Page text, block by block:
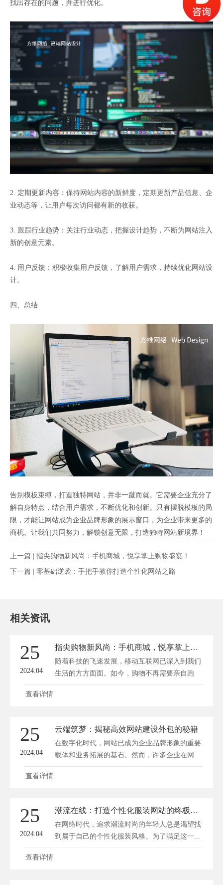
找出存在的问题，并进行优化。
2. 定期更新内容：保持网站内容的新鲜度，定期更新产品信息、企
业动态等，让用户每次访问都有新的收获。
3. 跟踪行业趋势：关注行业动态，把握设计趋势，不断为网站注入
新的创意元素。
4. 用户反馈：积极收集用户反馈，了解用户需求，持续优化网站设
计。
四、总结
告别模板束缚，打造独特网站，并非一蹴而就。它需要企业充分了
解自身特点，结合用户需求，不断优化和创新。只有摆脱模板的局
限，才能让网站成为企业品牌形象的展示窗口，为企业带来更多的
商机。让我们共同努力，解锁创意无限，打造独特网站新境界！
上一篇 | 指尖购物新风尚：手机商城，悦享掌上购物盛宴！
下一篇 | 零基础逆袭：手把手教你打造个性化网站之路
相关资讯
25
2024.04
指尖购物新风尚：手机商城，悦享掌上购物盛宴！
随着科技的飞速发展，移动互联网已深入到我们
生活的方方面面。如今，购物不再需要亲自跑
商...
查看详情
25
2024.04
云端筑梦：揭秘高效网站建设外包的秘籍
在数字化时代，网站已成为企业品牌形象的重要
载体和业务拓展的基石。然而，许多企业在网
站...
查看详情
25
2024.04
潮流在线：打造个性化服装网站的终极指南
在网络时代，追求潮流时尚的年轻人总是渴望找
到属于自己的个性化服装风格。为了满足这一...
查看详情